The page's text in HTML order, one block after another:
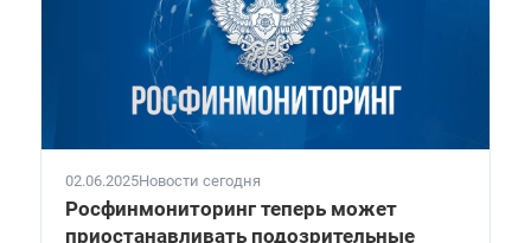
02.06.2025Новости сегодня
Росфинмониторинг теперь может
приостанавливать подозрительные